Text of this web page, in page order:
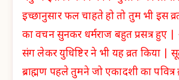
इच्छानुसार फल चाहते हो तो तुम भी इस
का वचन सुनकर धर्मराज बहुत प्रसत्र हुए
संग लेकर युधिष्टिर ने भी यह व्रत किया |
ब्राह्मण पहले तुमने जो एकादशी का पवित्र